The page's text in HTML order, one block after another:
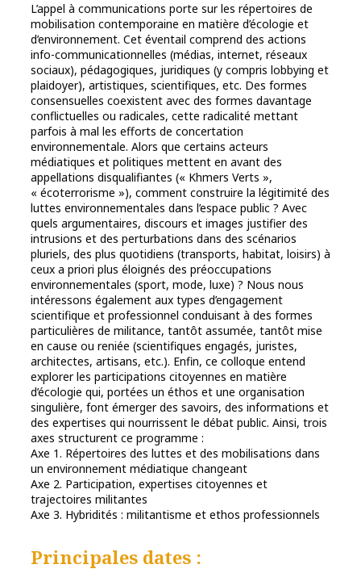
L’appel à communications porte sur les répertoires de
mobilisation contemporaine en matière d’écologie et
d’environnement. Cet éventail comprend des actions
info-communicationnelles (médias, internet, réseaux
sociaux), pédagogiques, juridiques (y compris lobbying et
plaidoyer), artistiques, scientifiques, etc. Des formes
consensuelles coexistent avec des formes davantage
conflictuelles ou radicales, cette radicalité mettant
parfois à mal les efforts de concertation
environnementale. Alors que certains acteurs
médiatiques et politiques mettent en avant des
appellations disqualifiantes (« Khmers Verts »,
« écoterrorisme »), comment construire la légitimité des
luttes environnementales dans l’espace public ? Avec
quels argumentaires, discours et images justifier des
intrusions et des perturbations dans des scénarios
pluriels, des plus quotidiens (transports, habitat, loisirs) à
ceux a priori plus éloignés des préoccupations
environnementales (sport, mode, luxe) ? Nous nous
intéressons également aux types d’engagement
scientifique et professionnel conduisant à des formes
particulières de militance, tantôt assumée, tantôt mise
en cause ou reniée (scientifiques engagés, juristes,
architectes, artisans, etc.). Enfin, ce colloque entend
explorer les participations citoyennes en matière
d’écologie qui, portées un éthos et une organisation
singulière, font émerger des savoirs, des informations et
des expertises qui nourrissent le débat public. Ainsi, trois
axes structurent ce programme :
Axe 1. Répertoires des luttes et des mobilisations dans
un environnement médiatique changeant
Axe 2. Participation, expertises citoyennes et
trajectoires militantes
Axe 3. Hybridités : militantisme et ethos professionnels
Principales dates :